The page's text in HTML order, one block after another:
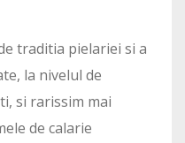
traditia pielariei si a
la nivelul de
si rarissim mai
de calarie